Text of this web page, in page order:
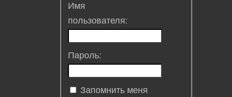
Имя
пользователя:
Пароль:
Запомнить меня